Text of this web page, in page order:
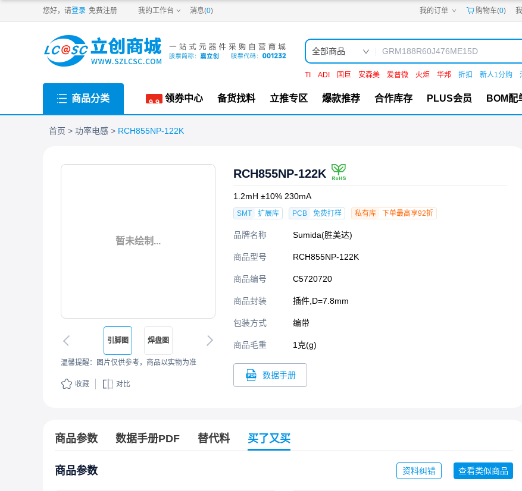
您好，请登录 免费注册 我的工作台 消息(0) 我的订单 购物车(0)
嘉立创PCB
嘉立创FA
机电工坊
全部商品
TI ADI 国巨 安森美 爱普微 火炬 华邦 折扣 新人1分购
商品分类 领券中心 备货找料 立推专区 爆款推荐 合作库存 PLUS会员 BOM配
首页 功率电感 RCH855NP-122K
暂未绘制...
引脚图 焊盘图
温馨提醒：图片仅供参考，商品以实物为准
收藏 对比
RCH855NP-122K
1.2mH ±10% 230mA
SMT 扩展库 PCB 免费打样 私有库 下单最高享92折
品牌名称 Sumida(胜美达)
商品型号 RCH855NP-122K
商品编号 C5720720
商品封装 插件,D=7.8mm​
包装方式 编带
商品毛重 1克(g)
数据手册
商品参数 数据手册PDF 替代料 买了又买
商品参数 资料纠错 查看类似商品